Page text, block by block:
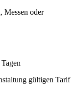
Messen oder
gültigen Tarif